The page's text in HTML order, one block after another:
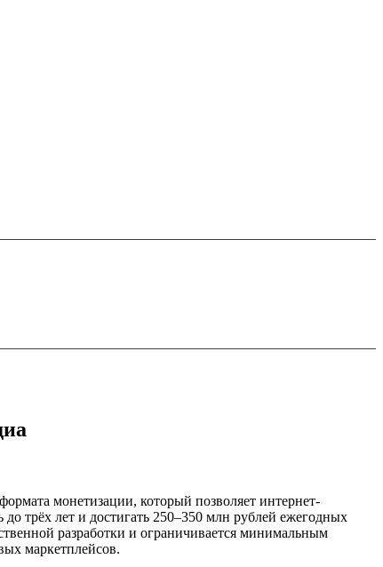
монетизации, который позволяет интернет-
трёх лет и достигать 250–350 млн рублей ежегодных
разработки и ограничивается минимальным
маркетплейсов.